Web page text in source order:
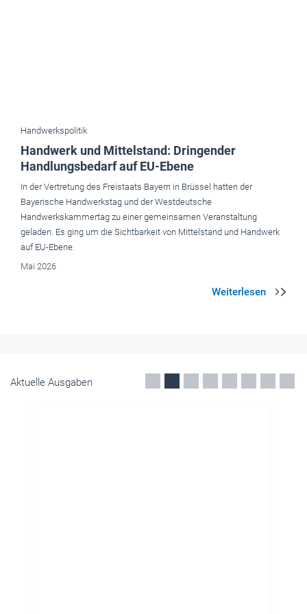
Handwerkspolitik
Handwerk und Mittelstand: Dringender
Handlungsbedarf auf EU-Ebene
In der Vertretung des Freistaats Bayern in Brüssel hatten der
Bayerische Handwerkstag und der Westdeutsche
Handwerkskammertag zu einer gemeinsamen Veranstaltung
geladen. Es ging um die Sichtbarkeit von Mittelstand und Handwerk
auf EU-Ebene.
Mai 2026
Aktuelle Ausgaben